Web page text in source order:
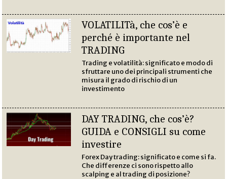
VOLATILITà, che cos’è e
perché è importante nel
TRADING
Trading e volatilità: significato e modo di
sfruttare uno dei principali strumenti che
misura il grado di rischio di un
investimento
DAY TRADING, che cos’è?
GUIDA e CONSIGLI su come
investire
Forex Day trading: significato e come si fa.
Che differenze ci sono rispetto allo
scalping e al trading di posizione?